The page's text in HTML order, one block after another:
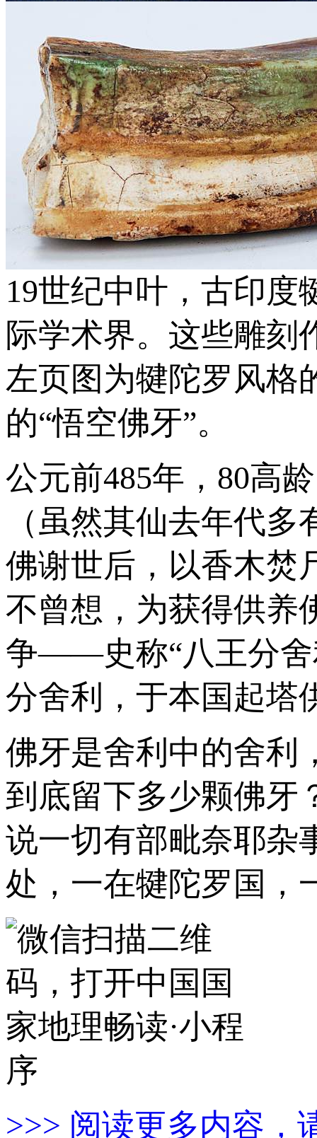
19世纪中叶，古印度
际学术界。这些雕刻
左页图为犍陀罗风格
的“悟空佛牙”。
公元前485年，80高
（虽然其仙去年代
佛谢世后，以香木焚
不曾想，为获得供养
争——史称“八王分舍
分舍利，于本国起塔
佛牙是舍利中的舍利
到底留下多少颗佛牙
说一切有部毗奈耶杂
处，一在犍陀罗国，
>>> 阅读更多内容，